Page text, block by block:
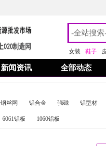
女装 鞋子
新闻资讯 全部动态
钢丝网 铝合金 强磁 铝型材
6061铝板 1060铝板